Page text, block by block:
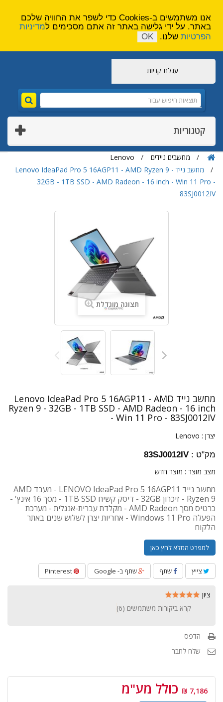
עגלת קניות
קטגוריות
מחשבים ניידים
Lenovo
מחשב נייד Lenovo IdeaPad Pro 5 16AGP11 - AMD Ryzen 9 -
32GB - 1TB SSD - AMD Radeon - 16 inch - Win 11 Pro -
83SJ0012IV
תצוגה מוגדלת
מחשב נייד Lenovo IdeaPad Pro 5 16AGP11 - AMD
Ryzen 9 - 32GB - 1TB SSD - AMD Radeon - 16 inch
- Win 11 Pro - 83SJ0012IV
יצרן : Lenovo
מק"ט : 83SJ0012IV
מצב מוצר : מוצר חדש
מחשב נייד LENOVO IdeaPad Pro 5 16AGP11 - מעבד AMD
Ryzen 9 - זיכרון 32GB - דיסק קשיח 1TB SSD - מסך 16 אינץ' -
כרטיס מסך AMD Radeon - מקלדת עברית-אנגלית - מערכת
הפעלה Windows 11 Pro - אחריות יצרן לשלוש שנים באתר
הלקוח
למפרט המלא לחץ כאן
צייץ שתף שתף ב- Google
ציון
קרא ביקורות משתמשים (6
)
הדפס
שלח לחבר
7,186 ₪ כולל מע"מ
אנו משתמשים ב-Cookies כדי לשפר את החוויה שלכם
באתר. על ידי גלישה באתר זה אתם מסכימים למדיניות
הפרטיות שלנו. OK